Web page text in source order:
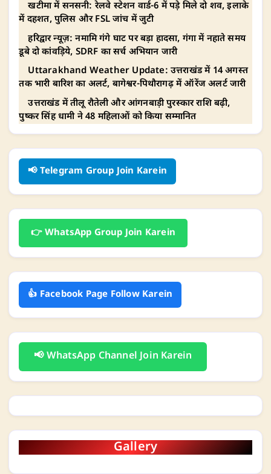
खटीमा में सनसनी: रेलवे स्टेशन वार्ड-6 में पड़े मिले दो शव, इलाके
में दहशत, पुलिस और FSL जांच में जुटी
हरिद्वार न्यूज़: नमामि गंगे घाट पर बड़ा हादसा, गंगा में नहाते समय
डूबे दो कांवड़िये, SDRF का सर्च अभियान जारी
Uttarakhand Weather Update: उत्तराखंड में 14 अगस्त
तक भारी बारिश का अलर्ट, बागेश्वर-पिथौरागढ़ में ऑरेंज अलर्ट जारी
उत्तराखंड में तीलू रौतेली और आंगनबाड़ी पुरस्कार राशि बढ़ी,
पुष्कर सिंह धामी ने 48 महिलाओं को किया सम्मानित
📢 Telegram Group Join Karein
👉 WhatsApp Group Join Karein
👍 Facebook Page Follow Karein
📢 WhatsApp Channel Join Karein
Gallery